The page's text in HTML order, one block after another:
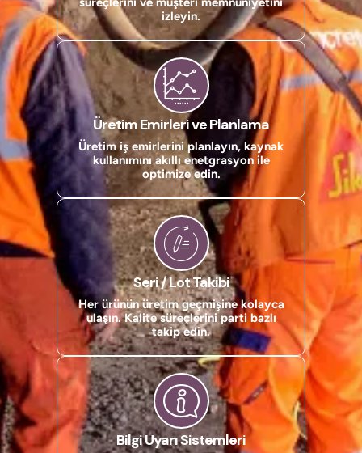
izleyin.
Üretim Emirleri ve Planlama
Üretim iş emirlerini planlayın, kaynak
kullanımını akıllı enetgrasyon ile
optimize edin.
Seri / Lot Takibi
Her ürünün üretim geçmişine kolayca
ulaşın. Kalite süreçlerini parti bazlı
takip edin.
Bilgi Uyarı Sistemleri